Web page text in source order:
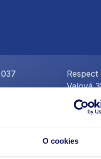
O cookies
Respect
Valová